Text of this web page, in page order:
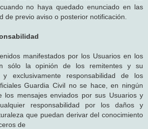
no haya quedado enunciado en las
de previo aviso o posterior notificación.
manifestados por los Usuarios en los
sólo la opinión de los remitentes y su
exclusivamente responsabilidad de los
Guardia Civil no se hace, en ningún
los mensajes enviados por sus Usuarios y
responsabilidad por los daños y
que puedan derivar del conocimiento
de